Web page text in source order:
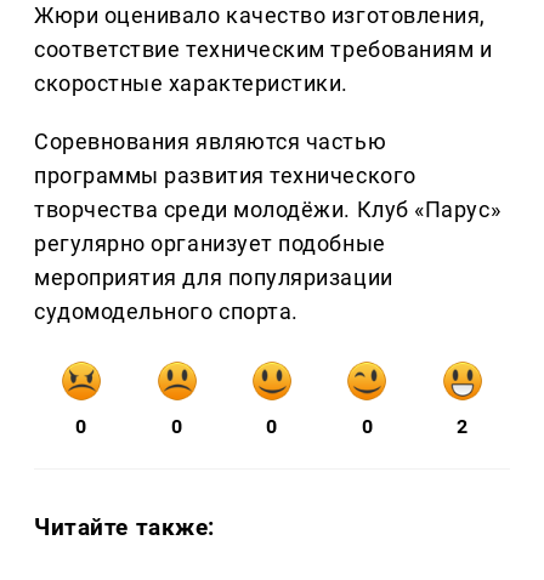
Жюри оценивало качество изготовления,
соответствие техническим требованиям и
скоростные характеристики.
Соревнования являются частью
программы развития технического
творчества среди молодёжи. Клуб «Парус»
регулярно организует подобные
мероприятия для популяризации
судомодельного спорта.
0 0 0 0 2
Читайте также: